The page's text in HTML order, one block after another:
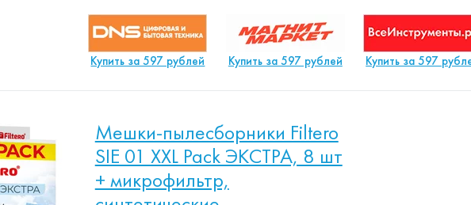
Купить за 597 рублей Купить за 597 рублей Купить за 597
Мешки-пылесборники Filtero
SIE 01 XXL Pack ЭКСТРА, 8 шт
+ микрофильтр,